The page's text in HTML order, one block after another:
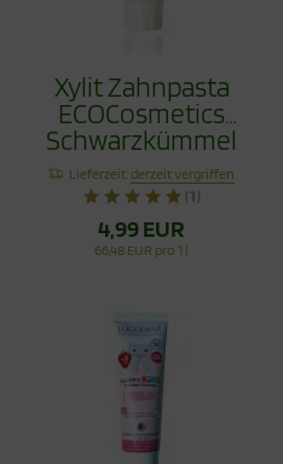
Xylit Zahnpasta
ECOCosmetics
Schwarzkümmel
Fluoridfrei 75ml
Lieferzeit:derzeit vergriffen
(1)
4,99 EUR
66,48 EUR pro 1 l